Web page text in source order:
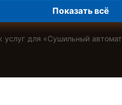
Показать всё
услуг для «Сушильный автомат